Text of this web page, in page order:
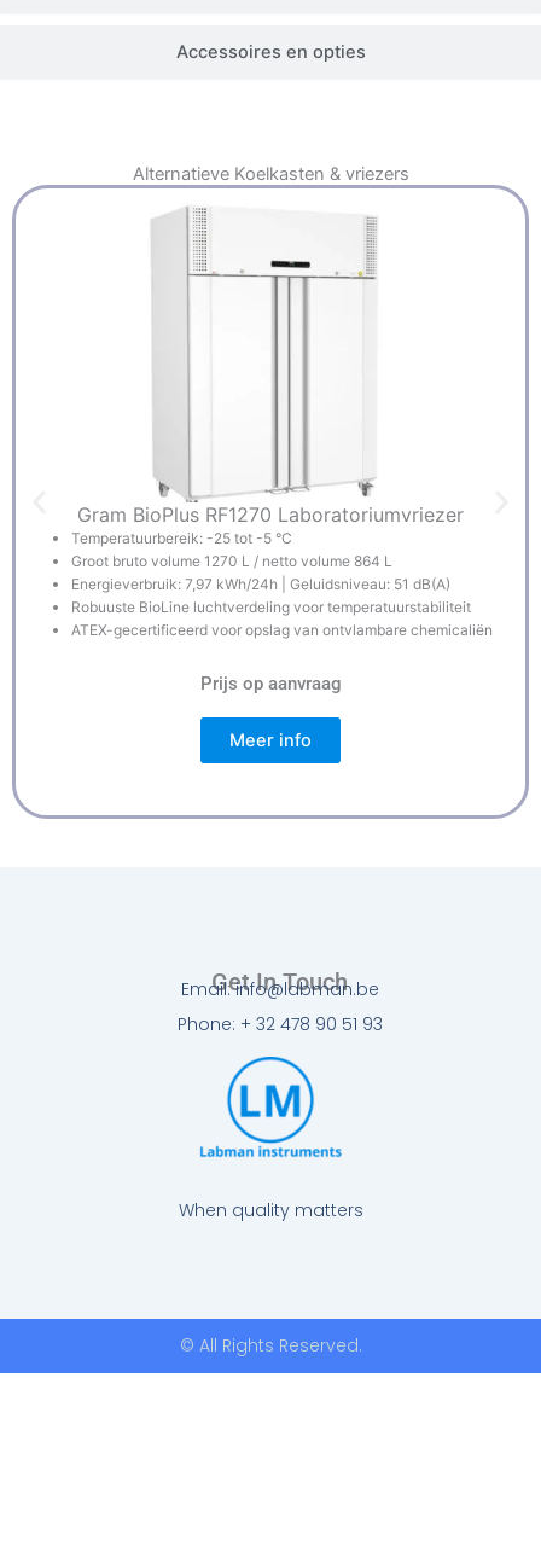
Accessoires en opties
Alternatieve Koelkasten & vriezers
Gram BioPlus RF1270 Laboratoriumvriezer
Temperatuurbereik: -25 tot -5 °C
Groot bruto volume 1270 L / netto volume 864 L
Energieverbruik: 7,97 kWh/24h | Geluidsniveau: 51 dB(A)
Robuuste BioLine luchtverdeling voor temperatuurstabiliteit
ATEX-gecertificeerd voor opslag van ontvlambare chemicaliën
Prijs op aanvraag
Meer info
When quality matters
Get In Touch
Email: info@labman.be
Phone: + 32 478 90 51 93
© All Rights Reserved.